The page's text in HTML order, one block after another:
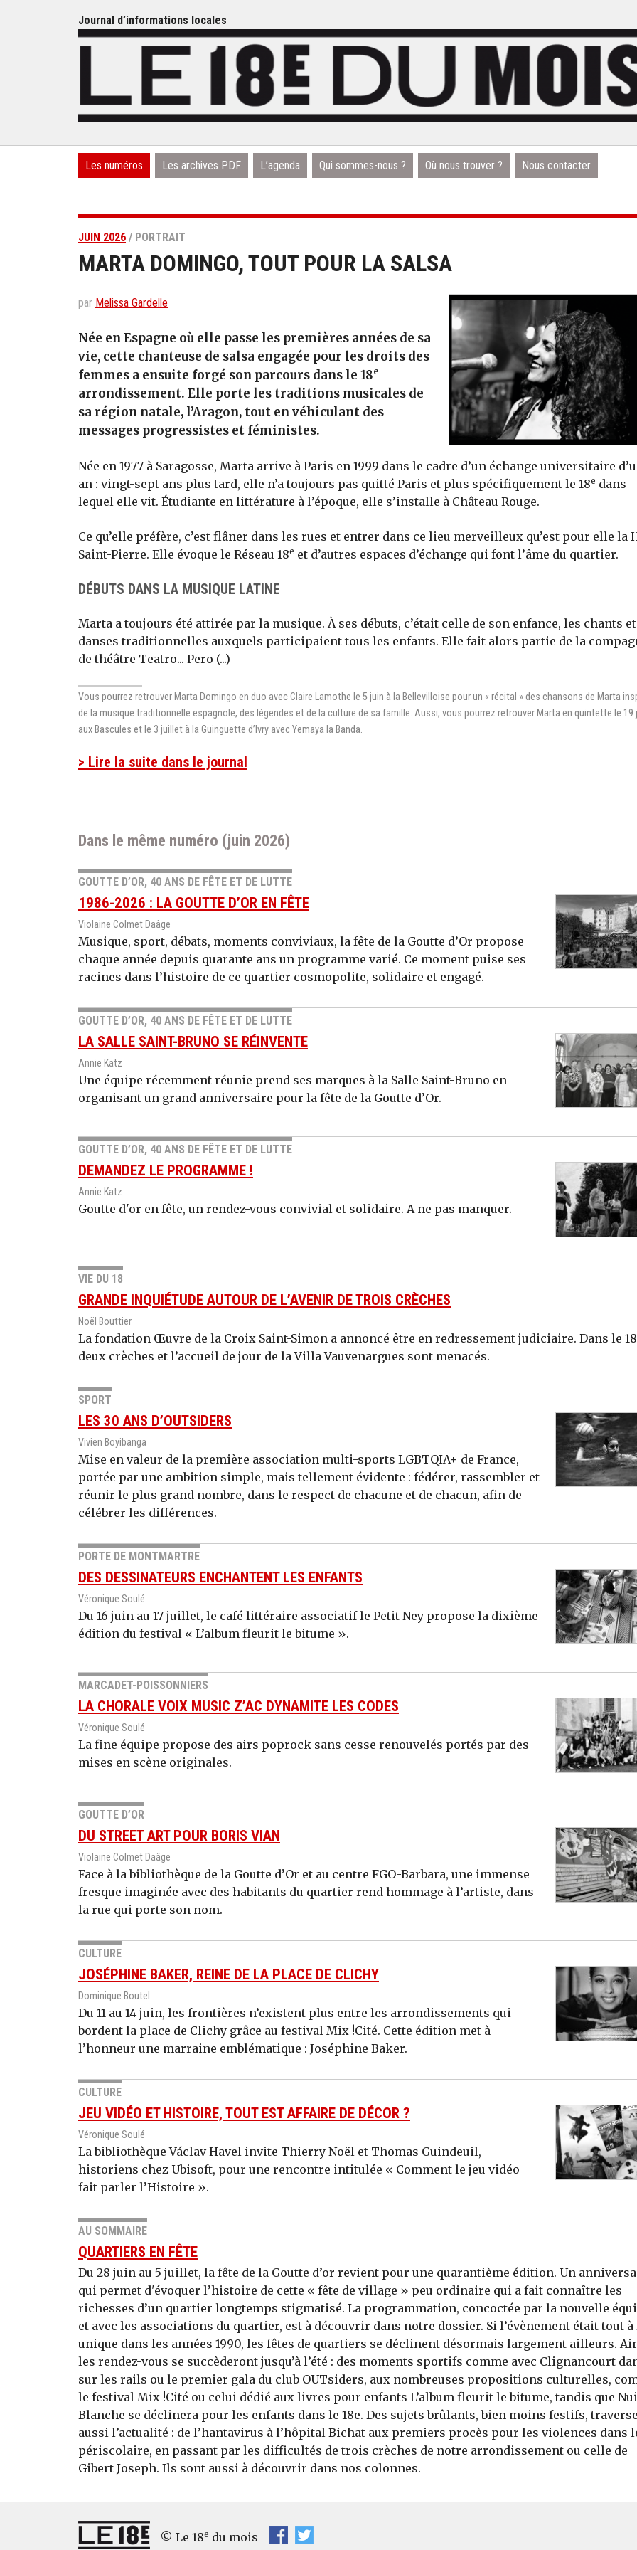
Journal d’informations locales
Les numéros Les archives PDF L’agenda Qui sommes-nous ? Où nous trouver ? Nous contacter
JUIN 2026 / PORTRAIT
MARTA DOMINGO, TOUT POUR LA SALSA
par Melissa Gardelle
Née en Espagne où elle passe les premières années de sa
vie, cette chanteuse de salsa engagée pour les droits des
femmes a ensuite forgé son parcours dans le 18e
arrondissement. Elle porte les traditions musicales de
sa région natale, l’Aragon, tout en véhiculant des
messages progressistes et féministes.
Née en 1977 à Saragosse, Marta arrive à Paris en 1999 dans le cadre d’un échange universitaire
an : vingt-sept ans plus tard, elle n’a toujours pas quitté Paris et plus spécifiquement le 18e dans
lequel elle vit. Étudiante en littérature à l’époque, elle s’installe à Château Rouge.
Ce qu’elle préfère, c’est flâner dans les rues et entrer dans ce lieu merveilleux qu’est pour elle la
Saint-Pierre. Elle évoque le Réseau 18e et d’autres espaces d’échange qui font l’âme du quartier.
DÉBUTS DANS LA MUSIQUE LATINE
Marta a toujours été attirée par la musique. À ses débuts, c’était celle de son enfance, les chants
danses traditionnelles auxquels participaient tous les enfants. Elle fait alors partie de la
de théâtre Teatro... Pero (...)
Vous pourrez retrouver Marta Domingo en duo avec Claire Lamothe le 5 juin à la Bellevilloise pour un « récital » des chansons de Marta
de la musique traditionnelle espagnole, des légendes et de la culture de sa famille. Aussi, vous pourrez retrouver Marta en quintette le 19
aux Bascules et le 3 juillet à la Guinguette d’Ivry avec Yemaya la Banda.
> Lire la suite dans le journal
Dans le même numéro (juin 2026)
GOUTTE D’OR, 40 ANS DE FÊTE ET DE LUTTE
1986-2026 : LA GOUTTE D’OR EN FÊTE
Violaine Colmet Daâge
Musique, sport, débats, moments conviviaux, la fête de la Goutte d’Or propose
chaque année depuis quarante ans un programme varié. Ce moment puise ses
racines dans l’histoire de ce quartier cosmopolite, solidaire et engagé.
GOUTTE D’OR, 40 ANS DE FÊTE ET DE LUTTE
LA SALLE SAINT-BRUNO SE RÉINVENTE
Annie Katz
Une équipe récemment réunie prend ses marques à la Salle Saint-Bruno en
organisant un grand anniversaire pour la fête de la Goutte d’Or.
GOUTTE D’OR, 40 ANS DE FÊTE ET DE LUTTE
DEMANDEZ LE PROGRAMME !
Annie Katz
Goutte d'or en fête, un rendez-vous convivial et solidaire. A ne pas manquer.
VIE DU 18
GRANDE INQUIÉTUDE AUTOUR DE L’AVENIR DE TROIS CRÈCHES
Noël Bouttier
La fondation Œuvre de la Croix Saint-Simon a annoncé être en redressement judiciaire. Dans le
deux crèches et l’accueil de jour de la Villa Vauvenargues sont menacés.
SPORT
LES 30 ANS D’OUTSIDERS
Vivien Boyibanga
Mise en valeur de la première association multi-sports LGBTQIA+ de France,
portée par une ambition simple, mais tellement évidente : fédérer, rassembler et
réunir le plus grand nombre, dans le respect de chacune et de chacun, afin de
célébrer les différences.
PORTE DE MONTMARTRE
DES DESSINATEURS ENCHANTENT LES ENFANTS
Véronique Soulé
Du 16 juin au 17 juillet, le café littéraire associatif le Petit Ney propose la dixième
édition du festival « L’album fleurit le bitume ».
MARCADET-POISSONNIERS
LA CHORALE VOIX MUSIC Z’AC DYNAMITE LES CODES
Véronique Soulé
La fine équipe propose des airs poprock sans cesse renouvelés portés par des
mises en scène originales.
GOUTTE D’OR
DU STREET ART POUR BORIS VIAN
Violaine Colmet Daâge
Face à la bibliothèque de la Goutte d’Or et au centre FGO-Barbara, une immense
fresque imaginée avec des habitants du quartier rend hommage à l’artiste, dans
la rue qui porte son nom.
CULTURE
JOSÉPHINE BAKER, REINE DE LA PLACE DE CLICHY
Dominique Boutel
Du 11 au 14 juin, les frontières n’existent plus entre les arrondissements qui
bordent la place de Clichy grâce au festival Mix !Cité. Cette édition met à
l’honneur une marraine emblématique : Joséphine Baker.
CULTURE
JEU VIDÉO ET HISTOIRE, TOUT EST AFFAIRE DE DÉCOR ?
Véronique Soulé
La bibliothèque Václav Havel invite Thierry Noël et Thomas Guindeuil,
historiens chez Ubisoft, pour une rencontre intitulée « Comment le jeu vidéo
fait parler l’Histoire ».
AU SOMMAIRE
QUARTIERS EN FÊTE
Du 28 juin au 5 juillet, la fête de la Goutte d’or revient pour une quarantième édition. Un
qui permet d'évoquer l’histoire de cette « fête de village » peu ordinaire qui a fait connaître les
richesses d’un quartier longtemps stigmatisé. La programmation, concoctée par la nouvelle
et avec les associations du quartier, est à découvrir dans notre dossier. Si l’évènement était tout
unique dans les années 1990, les fêtes de quartiers se déclinent désormais largement ailleurs.
les rendez-vous se succèderont jusqu’à l’été : des moments sportifs comme avec Clignancourt
sur les rails ou le premier gala du club OUTsiders, aux nombreuses propositions culturelles,
le festival Mix !Cité ou celui dédié aux livres pour enfants L’album fleurit le bitume, tandis que
Blanche se déclinera pour les enfants dans le 18e. Des sujets brûlants, bien moins festifs,
aussi l’actualité : de l’hantavirus à l’hôpital Bichat aux premiers procès pour les violences dans
périscolaire, en passant par les difficultés de trois crèches de notre arrondissement ou celle de
Gibert Joseph. Ils sont aussi à découvrir dans nos colonnes.
© Le 18e du mois